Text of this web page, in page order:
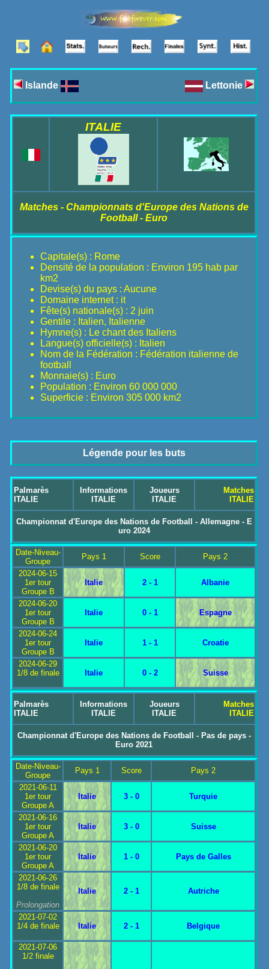
Islande Lettonie
ITALIE
Matches - Championnats d'Europe des Nations de
Football - Euro
Capitale(s) : Rome
Densité de la population : Environ 195 hab par
km2
Devise(s) du pays : Aucune
Domaine internet : it
Fête(s) nationale(s) : 2 juin
Gentile : Italien, Italienne
Hymne(s) : Le chant des Italiens
Langue(s) officielle(s) : Italien
Nom de la Fédération : Fédération italienne de
football
Monnaie(s) : Euro
Population : Environ 60 000 000
Superficie : Environ 305 000 km2
Légende pour les buts
Palmarès
ITALIE
Informations
ITALIE
Joueurs
ITALIE
Matches
ITALIE
Championnat d'Europe des Nations de Football - Allemagne - E
uro 2024
Date-Niveau-
Groupe
Pays 1 Score
Pays 2
2024-06-15
1er tour
Groupe B
Italie 2 - 1 Albanie
2024-06-20
1er tour
Groupe B
Italie 0 - 1 Espagne
2024-06-24
1er tour
Groupe B
Italie 1 - 1 Croatie
2024-06-29
1/8 de finale
Italie 0 - 2 Suisse
Palmarès
ITALIE
Informations
ITALIE
Joueurs
ITALIE
Matches
ITALIE
Championnat d'Europe des Nations de Football - Pas de pays -
Euro 2021
Date-Niveau-
Groupe
Pays 1 Score
Pays 2
2021-06-11
1er tour
Groupe A
Italie 3 - 0 Turquie
2021-06-16
1er tour
Groupe A
Italie 3 - 0 Suisse
2021-06-20
1er tour
Groupe A
Italie 1 - 0 Pays de Galles
2021-06-26
1/8 de finale
Prolongation
Italie 2 - 1 Autriche
2021-07-02
1/4 de finale
Italie 2 - 1 Belgique
2021-07-06
1/2 finale